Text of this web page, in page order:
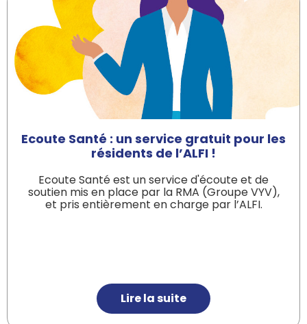
Ecoute Santé : un service gratuit pour les
résidents de l’ALFI !
Ecoute Santé est un service d'écoute et de
soutien mis en place par la RMA (Groupe VYV),
et pris entièrement en charge par l’ALFI.
Lire la suite